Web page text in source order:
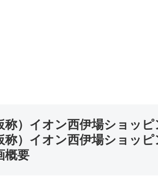
称）イオン西伊場ショッ
称）イオン西伊場ショッ
概要